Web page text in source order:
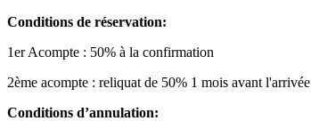
Conditions de réservation:
1er Acompte : 50% à la confirmation
2ème acompte : reliquat de 50% 1 mois avant l'arrivée
Conditions d’annulation: